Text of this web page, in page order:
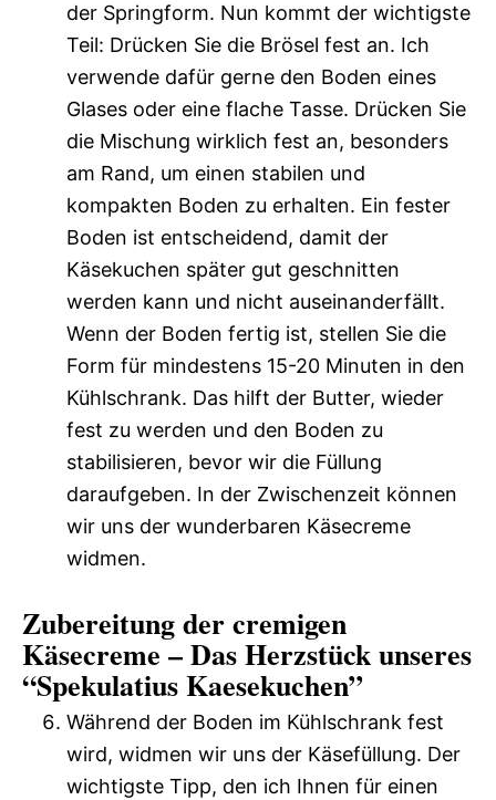
der Springform. Nun kommt der wichtigste
Teil: Drücken Sie die Brösel fest an. Ich
verwende dafür gerne den Boden eines
Glases oder eine flache Tasse. Drücken Sie
die Mischung wirklich fest an, besonders
am Rand, um einen stabilen und
kompakten Boden zu erhalten. Ein fester
Boden ist entscheidend, damit der
Käsekuchen später gut geschnitten
werden kann und nicht auseinanderfällt.
Wenn der Boden fertig ist, stellen Sie die
Form für mindestens 15-20 Minuten in den
Kühlschrank. Das hilft der Butter, wieder
fest zu werden und den Boden zu
stabilisieren, bevor wir die Füllung
daraufgeben. In der Zwischenzeit können
wir uns der wunderbaren Käsecreme
widmen.
Zubereitung der cremigen
Käsecreme – Das Herzstück unseres
“Spekulatius Kaesekuchen”
Während der Boden im Kühlschrank fest
wird, widmen wir uns der Käsefüllung. Der
wichtigste Tipp, den ich Ihnen für einen